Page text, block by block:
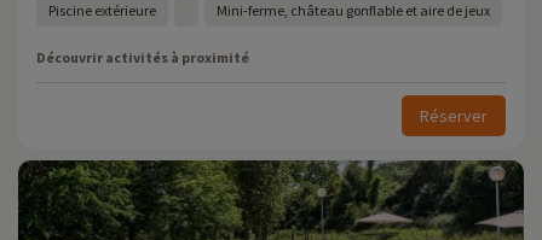
Piscine extérieure Mini-ferme, château gonflable et aire de jeux
Découvrir activités à proximité
Réserver